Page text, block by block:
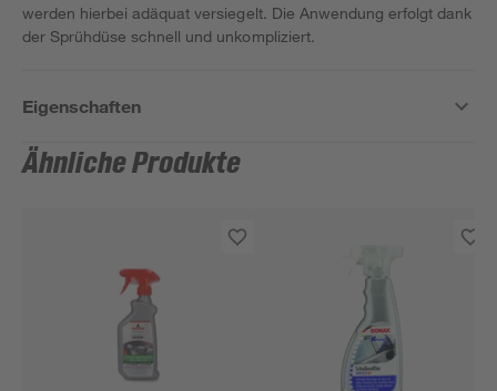
werden hierbei adäquat versiegelt. Die Anwendung erfolgt dank
der Sprühdüse schnell und unkompliziert.
Eigenschaften
Ähnliche Produkte